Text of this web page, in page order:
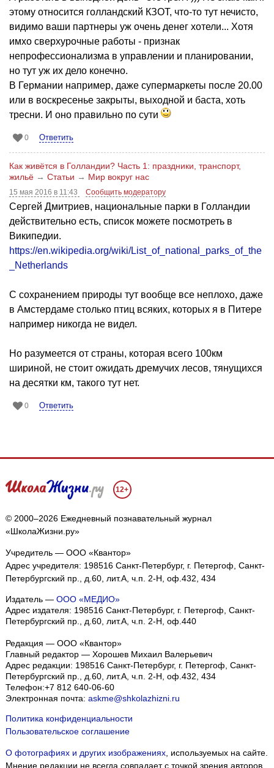
этому относится голландский КЗОТ, что-то тут нечисто,
видимо ваши партнеры уж очень денег хотели... Хотя
имхо сверхурочные работы - признак
непрофессионализма в управлении и планировании,
но тут уж их дело конечно.
В Германии например, даже супермаркеты после 20.00
или в воскресенье закрыты, выходной и баста, хоть
тресни. И оно правильно по сути
0 Ответить
Как живётся в Голландии? Часть 1: праздники, транспорт,
жильё → Статьи → Мир вокруг нас
15 мая 2016 в 11:43 Сообщить модератору
Сергей Дмитриев, национальные парки в Голландии
действительно есть, список можете посмотреть в
Википедии.
https://en.wikipedia.org/wiki/List_of_national_parks_of_the
_Netherlands
С сохранением природы тут вообще все неплохо, даже
в Амстердаме столько птиц всяких, которых я в Питере
например никогда не видел.
Но разумеется от страны, которая всего 100км
шириной, не стоит ожидать дремучих лесов, тянущихся
на десятки км, такого тут нет.
0 Ответить
12+
© 2000–2026 Ежедневный познавательный журнал
«ШколаЖизни.ру»
Учредитель — ООО «Квантор»
Адрес учредителя: 198516 Санкт-Петербург, г. Петергоф, Санкт-
Петербургский пр., д.60, лит.А, ч.п. 2-Н, оф.432, 434
Издатель — ООО «МЕДИО»
Адрес издателя: 198516 Санкт-Петербург, г. Петергоф, Санкт-
Петербургский пр., д.60, лит.А, ч.п. 2-Н, оф.440
Редакция — ООО «Квантор»
Главный редактор — Хорошев Михаил Валерьевич
Адрес редакции: 198516 Санкт-Петербург, г. Петергоф Санкт-
Петербургский пр., д.60, лит.А, ч.п. 2-Н, оф.432, 434
Телефон:+7 812 640-06-60
Электронная почта: askme@shkolazhizni.ru
Политика конфиденциальности
Пользовательское соглашение
О фотографиях и других изображениях, используемых на сайте.
Мнение редакции не всегда совпадает с точкой зрения авторов